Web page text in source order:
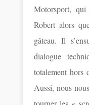
Motorsport,
Robert alors
gâteau. Il
dialogue
totalement hors
Aussi, nous